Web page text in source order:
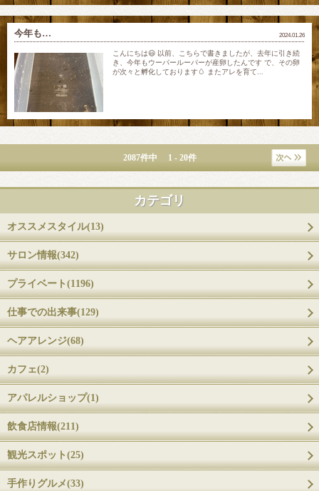
2024.01.26
今年も…
こんにちは😃 以前、こちらで書きましたが、去年に引き続
き、今年もウーパールーパーが産卵したんです で、その卵
が次々と孵化しております🥚 またアレを育て...
2087件中 1 - 20件
カテゴリ
オススメスタイル(13)
サロン情報(342)
プライベート(1196)
仕事での出来事(129)
ヘアアレンジ(68)
カフェ(2)
アパレルショップ(1)
飲食店情報(211)
観光スポット(25)
手作りグルメ(33)